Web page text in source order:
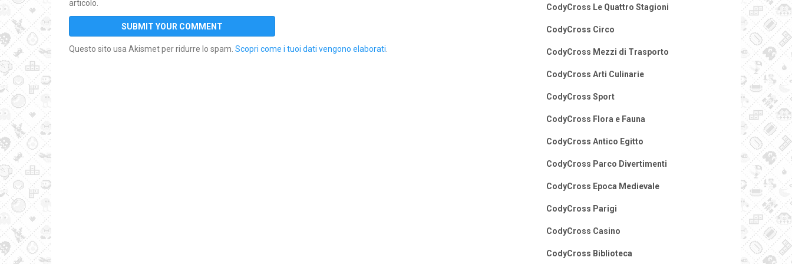
articolo.
Questo sito usa Akismet per ridurre lo spam. Scopri come i tuoi dati vengono elaborati
CodyCross Le Quattro Stagioni
CodyCross Circo
CodyCross Mezzi di Trasporto
CodyCross Arti Culinarie
CodyCross Sport
CodyCross Flora e Fauna
CodyCross Antico Egitto
CodyCross Parco Divertimenti
CodyCross Epoca Medievale
CodyCross Parigi
CodyCross Casino
CodyCross Biblioteca